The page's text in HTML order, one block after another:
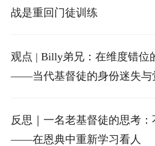
战是重回门徒训练
观点 | Billy弟兄：在维度错位
——当代基督徒的身份迷失与
反思｜一名老基督徒的思考
——在恩典中重新学习看人